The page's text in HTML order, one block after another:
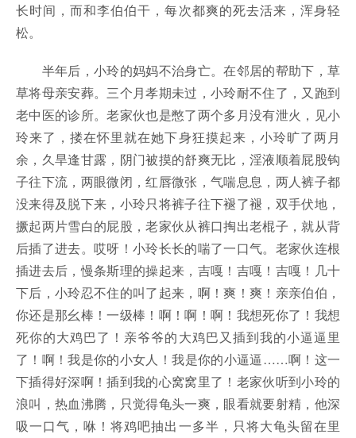
长时间，而和李伯伯干，每次都爽的死去活来，浑身轻
松。
半年后，小玲的妈妈不治身亡。在邻居的帮助下，草
草将母亲安葬。三个月孝期未过，小玲耐不住了，又跑到
老中医的诊所。老家伙也是憋了两个多月没有泄火，见小
玲来了，搂在怀里就在她下身狂摸起来，小玲旷了两月
余，久旱逢甘露，阴门被摸的舒爽无比，淫液顺着屁股钩
子往下流，两眼微闭，红唇微张，气喘息息，两人裤子都
没来得及脱下来，小玲只将裤子往下褪了褪，双手伏地，
撅起两片雪白的屁股，老家伙从裤口掏出老棍子，就从背
后插了进去。哎呀！小玲长长的喘了一口气。老家伙连根
插进去后，慢条斯理的操起来，吉嘎！吉嘎！吉嘎！几十
下后，小玲忍不住的叫了起来，啊！爽！爽！亲亲伯伯，
你还是那幺棒！一级棒！啊！啊！啊！我想死你了！我想
死你的大鸡巴了！亲爷爷的大鸡巴又插到我的小逼逼里
了！啊！我是你的小女人！我是你的小逼逼……啊！这一
下插得好深啊！插到我的心窝窝里了！老家伙听到小玲的
浪叫，热血沸腾，只觉得龟头一爽，眼看就要射精，他深
吸一口气，咻！将鸡吧抽出一多半，只将大龟头留在里